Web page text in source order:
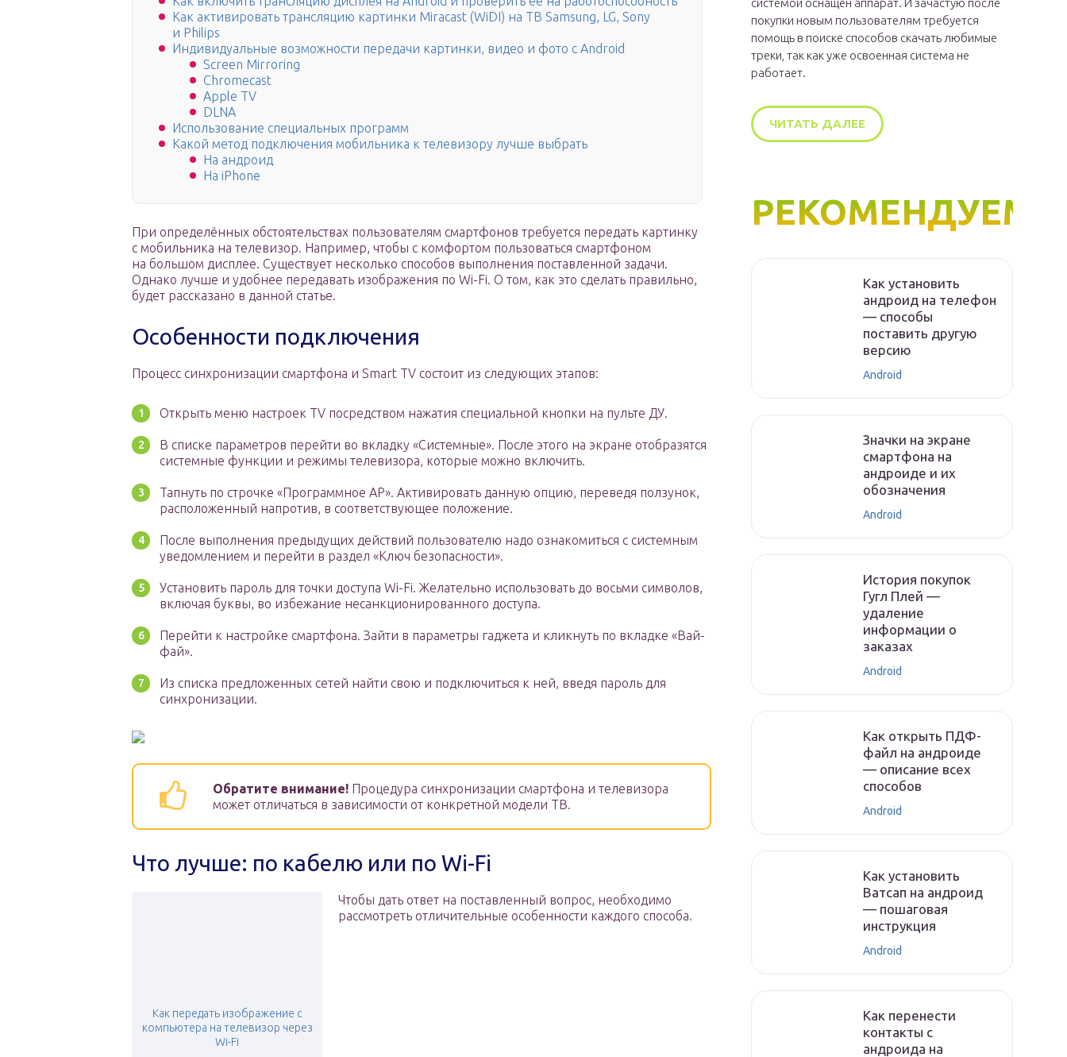
Как активировать трансляцию картинки Miracast (WiDI) на ТВ Samsung, LG, Sony
и Philips
Индивидуальные возможности передачи картинки, видео и фото с Android
Screen Mirroring
Chromecast
Apple TV
DLNA
Использование специальных программ
Какой метод подключения мобильника к телевизору лучше выбрать
На андроид
На iPhone
При определённых обстоятельствах пользователям смартфонов требуется передать картинку
с мобильника на телевизор. Например, чтобы с комфортом пользоваться смартфоном
на большом дисплее. Существует несколько способов выполнения поставленной задачи.
Однако лучше и удобнее передавать изображения по Wi-Fi. О том, как это сделать правильно,
будет рассказано в данной статье.
Особенности подключения
Процесс синхронизации смартфона и Smart TV состоит из следующих этапов:
Открыть меню настроек TV посредством нажатия специальной кнопки на пульте ДУ.
В списке параметров перейти во вкладку «Системные». После этого на экране отобразятся
системные функции и режимы телевизора, которые можно включить.
Тапнуть по строчке «Программное АР». Активировать данную опцию, переведя ползунок,
расположенный напротив, в соответствующее положение.
После выполнения предыдущих действий пользователю надо ознакомиться с системным
уведомлением и перейти в раздел «Ключ безопасности».
Установить пароль для точки доступа Wi-Fi. Желательно использовать до восьми символов,
включая буквы, во избежание несанкционированного доступа.
Перейти к настройке смартфона. Зайти в параметры гаджета и кликнуть по вкладке «Вай-
фай».
Из списка предложенных сетей найти свою и подключиться к ней, введя пароль для
синхронизации.
Обратите внимание! Процедура синхронизации смартфона и телевизора
может отличаться в зависимости от конкретной модели ТВ.
Что лучше: по кабелю или по Wi-Fi
Как передать изображение с
компьютера на телевизор через
Wi-Fi
Чтобы дать ответ на поставленный вопрос, необходимо
рассмотреть отличительные особенности каждого способа.
системой оснащен аппарат. И зачастую после
покупки новым пользователям требуется
помощь в поиске способов скачать любимые
треки, так как уже освоенная система не
работает.
ЧИТАТЬ ДАЛЕЕ
РЕКОМЕНДУЕМ
Как установить
андроид на телефон
— способы
поставить другую
версию
Android
Значки на экране
смартфона на
андроиде и их
обозначения
Android
История покупок
Гугл Плей —
удаление
информации о
заказах
Android
Как открыть ПДФ-
файл на андроиде
— описание всех
способов
Android
Как установить
Ватсап на андроид
— пошаговая
инструкция
Android
Как перенести
контакты с
андроида на